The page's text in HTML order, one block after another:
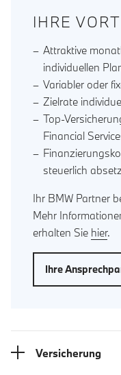
IHRE
Attraktive
individuellen
Variabler oder
Zielrate
Top-
Financial
steuerlich
Ihr BMW Partner
Mehr
erhalten Sie hier.
Ihre
Versicherung